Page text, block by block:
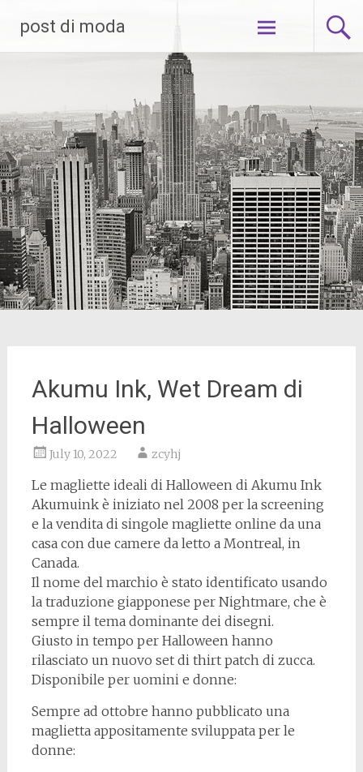
content
post di moda
Akumu Ink, Wet Dream di
Halloween
July 10, 2022 zcyhj
Le magliette ideali di Halloween di Akumu Ink
Akumuink è iniziato nel 2008 per la screening
e la vendita di singole magliette online da una
casa con due camere da letto a Montreal, in
Canada.
Il nome del marchio è stato identificato usando
la traduzione giapponese per Nightmare, che è
sempre il tema dominante dei disegni.
Giusto in tempo per Halloween hanno
rilasciato un nuovo set di thirt patch di zucca.
Disponibile per uomini e donne:
Sempre ad ottobre hanno pubblicato una
maglietta appositamente sviluppata per le
donne: